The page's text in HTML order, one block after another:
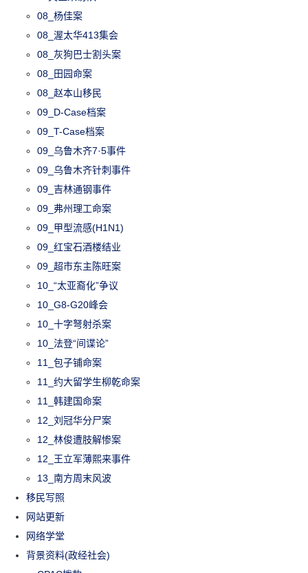
08_杨佳案
08_渥太华413集会
08_灰狗巴士割头案
08_田园命案
08_赵本山移民
09_D-Case档案
09_T-Case档案
09_乌鲁木齐7·5事件
09_乌鲁木齐针刺事件
09_吉林通钢事件
09_弗州理工命案
09_甲型流感(H1N1)
09_红宝石酒楼结业
09_超市东主陈旺案
10_“太亚裔化”争议
10_G8-G20峰会
10_十字弩射杀案
10_法登“间谍论”
11_包子铺命案
11_约大留学生柳乾命案
11_韩建国命案
12_刘冠华分尸案
12_林俊遭肢解惨案
12_王立军薄熙来事件
13_南方周末风波
移民写照
网站更新
网络学堂
背景资料(政经社会)